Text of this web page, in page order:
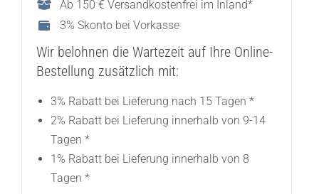
Ab 150 € Versandkostenfrei im Inland*
3% Skonto bei Vorkasse
Wir belohnen die Wartezeit auf Ihre Online-
Bestellung zusätzlich mit:
3% Rabatt bei Lieferung nach 15 Tagen *
2% Rabatt bei Lieferung innerhalb von 9-14
Tagen *
1% Rabatt bei Lieferung innerhalb von 8
Tagen *